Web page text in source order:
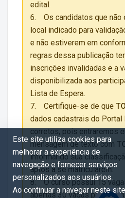
edital.
6. Os candidatos que não
local indicado para
e não estiverem em
regras dessa publicação
inscrições invalidadas e a
disponibilizada aos
Lista de Espera.
7. Certifique-se de que
dados cadastrais do Portal
corretos, pois entraremos
mensagem de texto com
informando sua
aptos a se matricularem.
8. O curso possui 15
abertas 30 vagas para
Este site utiliza cookies para
melhorar a experiência de
navegação e fornecer serviços
personalizados aos usuários.
Ao continuar a navegar neste